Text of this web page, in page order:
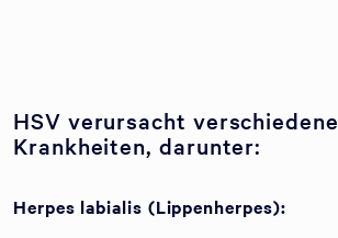
HSV verursacht verschiedene
Krankheiten, darunter:
Herpes labialis (Lippenherpes):